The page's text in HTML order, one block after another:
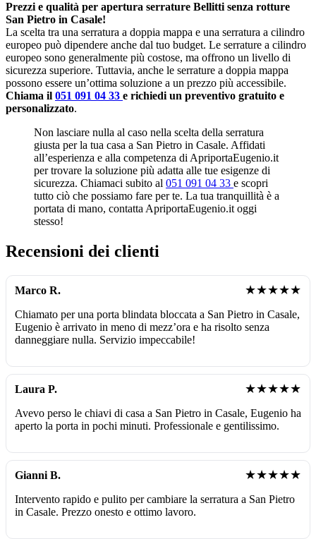
Prezzi e qualità per apertura serrature Bellitti senza rotture
San Pietro in Casale!
La scelta tra una serratura a doppia mappa e una serratura a cilindro
europeo può dipendere anche dal tuo budget. Le serrature a cilindro
europeo sono generalmente più costose, ma offrono un livello di
sicurezza superiore. Tuttavia, anche le serrature a doppia mappa
possono essere un’ottima soluzione a un prezzo più accessibile.
Chiama il 051 091 04 33 e richiedi un preventivo gratuito e
personalizzato.
Non lasciare nulla al caso nella scelta della serratura
giusta per la tua casa a San Pietro in Casale. Affidati
all’esperienza e alla competenza di ApriportaEugenio.it
per trovare la soluzione più adatta alle tue esigenze di
sicurezza. Chiamaci subito al 051 091 04 33 e scopri
tutto ciò che possiamo fare per te. La tua tranquillità è a
portata di mano, contatta ApriportaEugenio.it oggi
stesso!
Recensioni dei clienti
Marco R. ★★★★★
Chiamato per una porta blindata bloccata a San Pietro in Casale,
Eugenio è arrivato in meno di mezz’ora e ha risolto senza
danneggiare nulla. Servizio impeccabile!
Laura P. ★★★★★
Avevo perso le chiavi di casa a San Pietro in Casale, Eugenio ha
aperto la porta in pochi minuti. Professionale e gentilissimo.
Gianni B. ★★★★★
Intervento rapido e pulito per cambiare la serratura a San Pietro
in Casale. Prezzo onesto e ottimo lavoro.